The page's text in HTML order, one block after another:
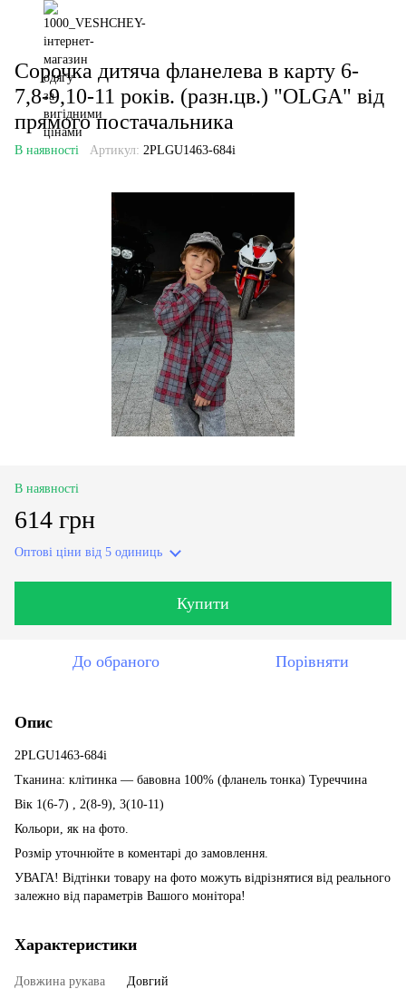
Сорочка дитяча фланелева в карту 6-
7,8-9,10-11 років. (разн.цв.) "OLGA" від
прямого постачальника
В наявності Артикул: 2PLGU1463-684i
В наявності
614 грн
Оптові ціни від 5 одиниць
Купити
До обраного Порівняти
Опис
2PLGU1463-684i
Тканина: клітинка — бавовна 100% (фланель тонка) Туреччина
Вік 1(6-7) , 2(8-9), 3(10-11)
Кольори, як на фото.
Розмір уточнюйте в коментарі до замовлення.
УВАГА! Відтінки товару на фото можуть відрізнятися від реального
залежно від параметрів Вашого монітора!
Характеристики
Довжина рукава
Довгий